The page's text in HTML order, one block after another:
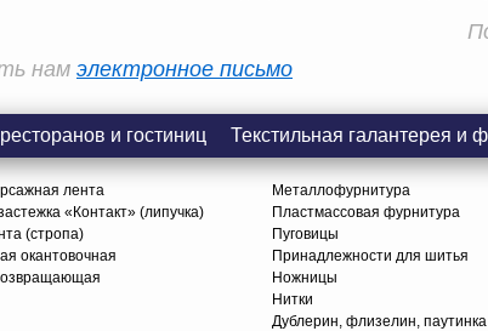
нам электронное письмо
и гостиниц Текстильная галантерея и
лента
«Контакт» (липучка)
(стропа)
окантовочная
Металлофурнитура
Пластмассовая фурнитура
Пуговицы
Принадлежности для шитья
Ножницы
Нитки
Дублерин, флизелин,